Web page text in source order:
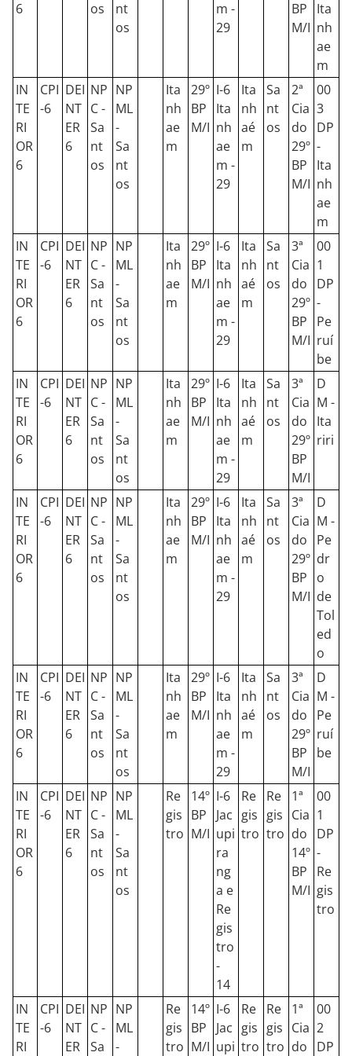
6 os
nt
os
m -
29
BP
M/I
Ita
nh
ae
m
IN
TE
RI
OR
6
CPI
-6
DEI
NT
ER
6
NP
C -
Sa
nt
os
NP
ML
-
Sa
nt
os
Ita
nh
ae
m
29º
BP
M/I
I-6
Ita
nh
ae
m -
29
Ita
nh
aé
m
Sa
nt
os
2ª
Cia
do
29º
BP
M/I
00
3
DP
-
Ita
nh
ae
m
IN
TE
RI
OR
6
CPI
-6
DEI
NT
ER
6
NP
C -
Sa
nt
os
NP
ML
-
Sa
nt
os
Ita
nh
ae
m
29º
BP
M/I
I-6
Ita
nh
ae
m -
29
Ita
nh
aé
m
Sa
nt
os
3ª
Cia
do
29º
BP
M/I
00
1
DP
-
Pe
ruí
be
IN
TE
RI
OR
6
CPI
-6
DEI
NT
ER
6
NP
C -
Sa
nt
os
NP
ML
-
Sa
nt
os
Ita
nh
ae
m
29º
BP
M/I
I-6
Ita
nh
ae
m -
29
Ita
nh
aé
m
Sa
nt
os
3ª
Cia
do
29º
BP
M/I
D
M -
Ita
riri
IN
TE
RI
OR
6
CPI
-6
DEI
NT
ER
6
NP
C -
Sa
nt
os
NP
ML
-
Sa
nt
os
Ita
nh
ae
m
29º
BP
M/I
I-6
Ita
nh
ae
m -
29
Ita
nh
aé
m
Sa
nt
os
3ª
Cia
do
29º
BP
M/I
D
M -
Pe
dr
o
de
Tol
ed
o
IN
TE
RI
OR
6
CPI
-6
DEI
NT
ER
6
NP
C -
Sa
nt
os
NP
ML
-
Sa
nt
os
Ita
nh
ae
m
29º
BP
M/I
I-6
Ita
nh
ae
m -
29
Ita
nh
aé
m
Sa
nt
os
3ª
Cia
do
29º
BP
M/I
D
M -
Pe
ruí
be
IN
TE
RI
OR
6
CPI
-6
DEI
NT
ER
6
NP
C -
Sa
nt
os
NP
ML
-
Sa
nt
os
Re
gis
tro
14º
BP
M/I
I-6
Jac
upi
ra
ng
a e
Re
gis
tro
-
14
Re
gis
tro
Re
gis
tro
1ª
Cia
do
14º
BP
M/I
00
1
DP
-
Re
gis
tro
IN
TE
RI
CPI
-6
DEI
NT
ER
NP
C -
Sa
NP
ML
-
Re
gis
tro
14º
BP
M/I
I-6
Jac
upi
Re
gis
tro
Re
gis
tro
1ª
Cia
do
00
2
DP